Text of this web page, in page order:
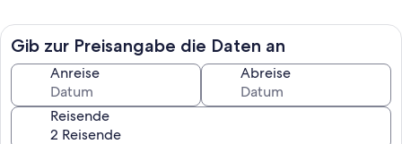
Gib zur Preisangabe die Daten an
Anreise Abreise
Reisende